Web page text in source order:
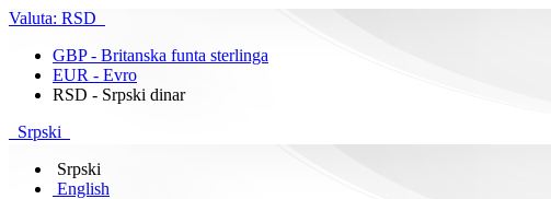
Valuta: RSD
GBP - Britanska funta sterlinga
EUR - Evro
RSD - Srpski dinar
Srpski
Srpski
English